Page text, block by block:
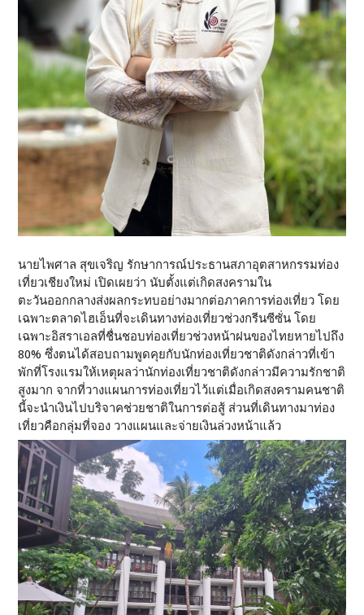
นายไพศาล สุขเจริญ รักษาการณ์ประธานสภาอุตสาหกรรมท่อง
เที่ยวเชียงใหม่ เปิดเผยว่า นับตั้งแต่เกิดสงครามใน
ตะวันออกกลางส่งผลกระทบอย่างมากต่อภาคการท่องเที่ยว โดย
เฉพาะตลาดไฮเอ็นที่จะเดินทางท่องเที่ยวช่วงกรีนซีซั่น โดย
เฉพาะอิสราเอลที่ชื่นชอบท่องเที่ยวช่วงหน้าฝนของไทยหายไปถึง
80% ซึ่งตนได้สอบถามพูดคุยกับนักท่องเที่ยวชาติดังกล่าวที่เข้า
พักที่โรงแรมให้เหตุผลว่านักท่องเที่ยวชาติดังกล่าวมีความรักชาติ
สูงมาก จากที่วางแผนการท่องเที่ยวไว้แต่เมื่อเกิดสงครามคนชาติ
นี้จะนำเงินไปบริจาคช่วยชาติในการต่อสู้ ส่วนที่เดินทางมาท่อง
เที่ยวคือกลุ่มที่จอง วางแผนและจ่ายเงินล่วงหน้าแล้ว